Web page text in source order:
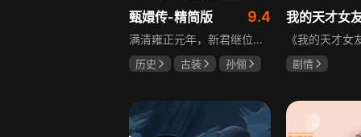
甄嬛传-精简版 9.4
满清雍正元年，新君继位后朝堂看似祥和实则暗流涌动，后宫华妃与皇后分庭抗礼，各方势力裹挟其中凶险异常，太后主持选秀拉开帷幕，大理寺少卿甄远道长女甄嬛意外得雍正赏识步入皇宫，在皇后与华妃的夹击下，甄嬛小心周旋忍辱负重，不得不用智慧保护自己，一次次卷入残酷宫闱斗争。
历史 古装
孙俪
我的天才女
剧情